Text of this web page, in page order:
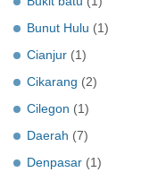
Bunut Hulu (1)
Cianjur (1)
Cikarang (2)
Cilegon (1)
Daerah (7)
Denpasar (1)